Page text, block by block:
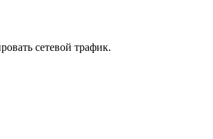
сетевой трафик.